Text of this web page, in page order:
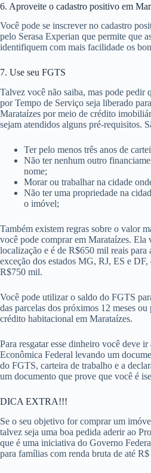
6. Aproveite o cadastro positivo em
Você pode se inscrever no cadastro
pelo Serasa Experian que permite que
identifiquem com mais facilidade os
7. Use seu FGTS
Talvez você não saiba, mas pode pedir
por Tempo de Serviço seja liberado
Marataízes por meio de crédito
sejam atendidos alguns pré-requisitos.
Ter pelo menos três anos de
Não ter nenhum outro
nome;
Morar ou trabalhar na cidade
Não ter uma propriedade na
o imóvel;
Também existem regras sobre o valor
você pode comprar em Marataízes. Ela
localização e é de R$650 mil reais para
exceção dos estados MG, RJ, ES e
R$750 mil.
Você pode utilizar o saldo do FGTS
das parcelas dos próximos 12 meses
crédito habitacional em Marataízes.
Para resgatar esse dinheiro você deve
Econômica Federal levando um
do FGTS, carteira de trabalho e a
um documento que prove que você é
DICA EXTRA!!!
Se o seu objetivo for comprar um
talvez seja uma boa pedida aderir ao
que é uma iniciativa do Governo
para famílias com renda bruta de até